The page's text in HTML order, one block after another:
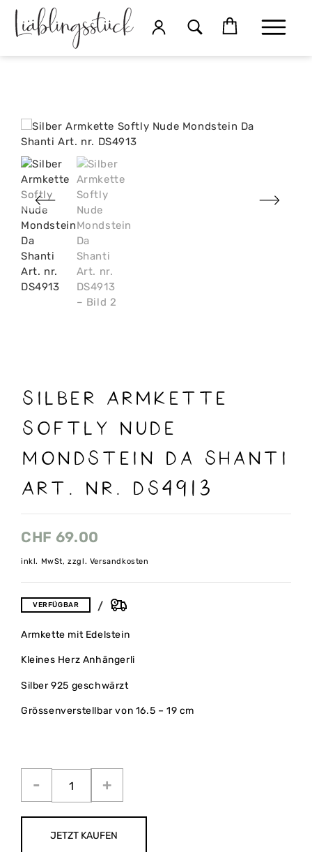
Silber Armkette
Softly Nude
Mondstein Da Shanti
Art. nr. DS4913
CHF 69.00
inkl. MwSt, zzgl. Versandkosten
VERFÜGBAR
Armkette mit Edelstein
Kleines Herz Anhängerli
Silber 925 geschwärzt
Grössenverstellbar von 16.5 – 19 cm
JETZT KAUFEN